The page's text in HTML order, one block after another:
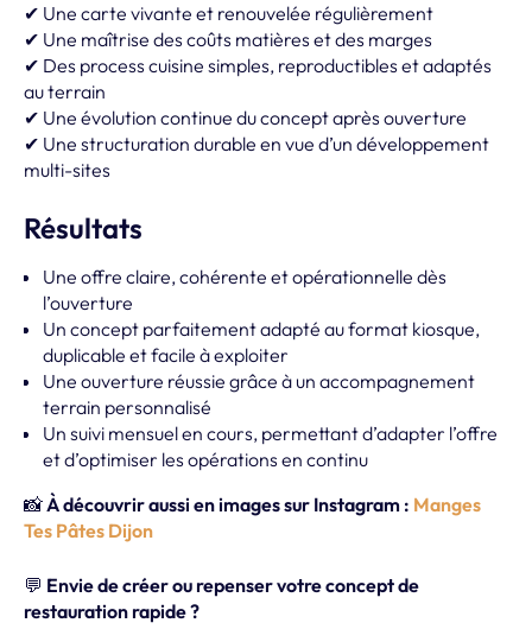
✔ Une carte vivante et renouvelée régulièrement
✔ Une maîtrise des coûts matières et des marges
✔ Des process cuisine simples, reproductibles et adaptés
au terrain
✔ Une évolution continue du concept après ouverture
✔ Une structuration durable en vue d’un développement
multi-sites
Résultats
Une offre claire, cohérente et opérationnelle dès
l’ouverture
Un concept parfaitement adapté au format kiosque,
duplicable et facile à exploiter
Une ouverture réussie grâce à un accompagnement
terrain personnalisé
Un suivi mensuel en cours, permettant d’adapter l’offre
et d’optimiser les opérations en continu
📸À découvrir aussi en images sur Instagram : Manges
Tes Pâtes Dijon
💬 Envie de créer ou repenser votre concept de
restauration rapide ?